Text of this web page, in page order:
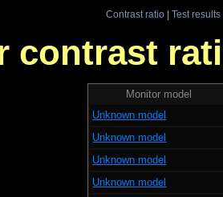
Contrast ratio| Test results
contrast
Monitor model
Unknown model
Unknown model
Unknown model
Unknown model